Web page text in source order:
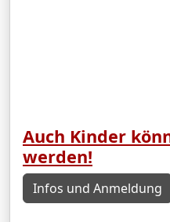
Auch Kinder
werden!
Infos und Anmeldung